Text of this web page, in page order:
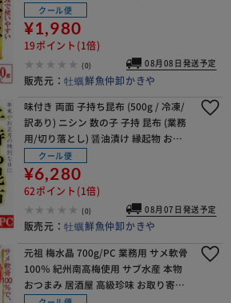
だしも活用【代引き不可】
クール便
¥1,980
19ポイント(1倍)
(0) 08月08日発送予定
販売元：牡蠣鮮魚仲卸かきや
味付き 両面 子持ち昆布 (500g / 冷凍/
訳あり) ニシン 数の子 子持 昆布 (業務
用/切り落とし) 醤油漬け 縁起物 おつ
まみ おかず 贈り物【代引き不可】
クール便
¥6,280
62ポイント(1倍)
(0) 08月07日発送予定
販売元：牡蠣鮮魚仲卸かきや
元祖 梅水晶 700g/PC 業務用 サメ軟骨
100％ 紀州南高梅使用 サブ水産 本物
おつまみ 居酒屋 高級珍味 お取り寄せ
すっぱコリコリ【代引き不可】